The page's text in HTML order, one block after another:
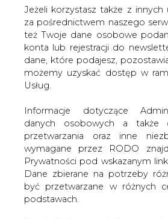
dane, które podajesz,
możemy uzyskać dostęp w
Usług.
Informacje dotyczące
danych osobowych a także
przetwarzania oraz inne
Prywatności pod wskazanym
Dane zbierane na potrzeby
być przetwarzane w różnych
podstawach.
Pamiętaj, że w związku z
osobowych przysługuje Ci
a przede wszystkim prawo do
PERN: w 2018 r. padnie
Ten rok zostanie
rekordem; obrót